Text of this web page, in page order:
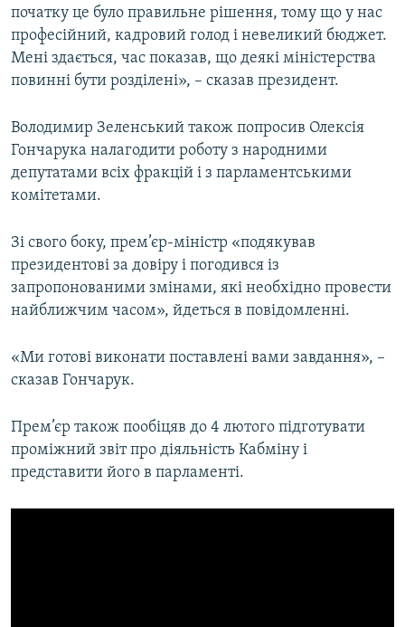
початку це було правильне рішення, тому що у нас
професійний, кадровий голод і невеликий бюджет.
Мені здається, час показав, що деякі міністерства
повинні бути розділені», – сказав президент.
Володимир Зеленський також попросив Олексія
Гончарука налагодити роботу з народними
депутатами всіх фракцій і з парламентськими
комітетами.
Зі свого боку, прем’єр-міністр «подякував
президентові за довіру і погодився із
запропонованими змінами, які необхідно провести
найближчим часом», йдеться в повідомленні.
«Ми готові виконати поставлені вами завдання», –
сказав Гончарук.
Прем’єр також пообіцяв до 4 лютого підготувати
проміжний звіт про діяльність Кабміну і
представити його в парламенті.